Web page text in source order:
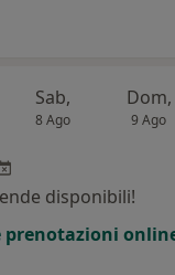
Sab,
8 Ago
Dom,
9 Ago
disponibili!
prenotazioni